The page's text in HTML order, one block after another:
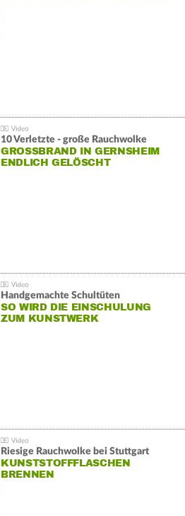
10 Verletzte - große Rauchwolke
GROSSBRAND IN GERNSHEIM E
NDLICH GELÖSCHT
Handgemachte Schultüten
SO WIRD DIE EINSCHULUNG
ZUM KUNSTWERK
Riesige Rauchwolke bei Stuttgart
KUNSTSTOFFFLASCHEN
BRENNEN